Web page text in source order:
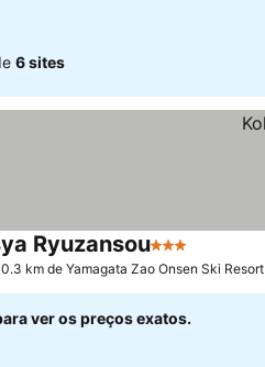
6 sites
Ryuzansou3 Estrelas
km de Yamagata Zao Onsen Ski Resort
ver os preços exatos.